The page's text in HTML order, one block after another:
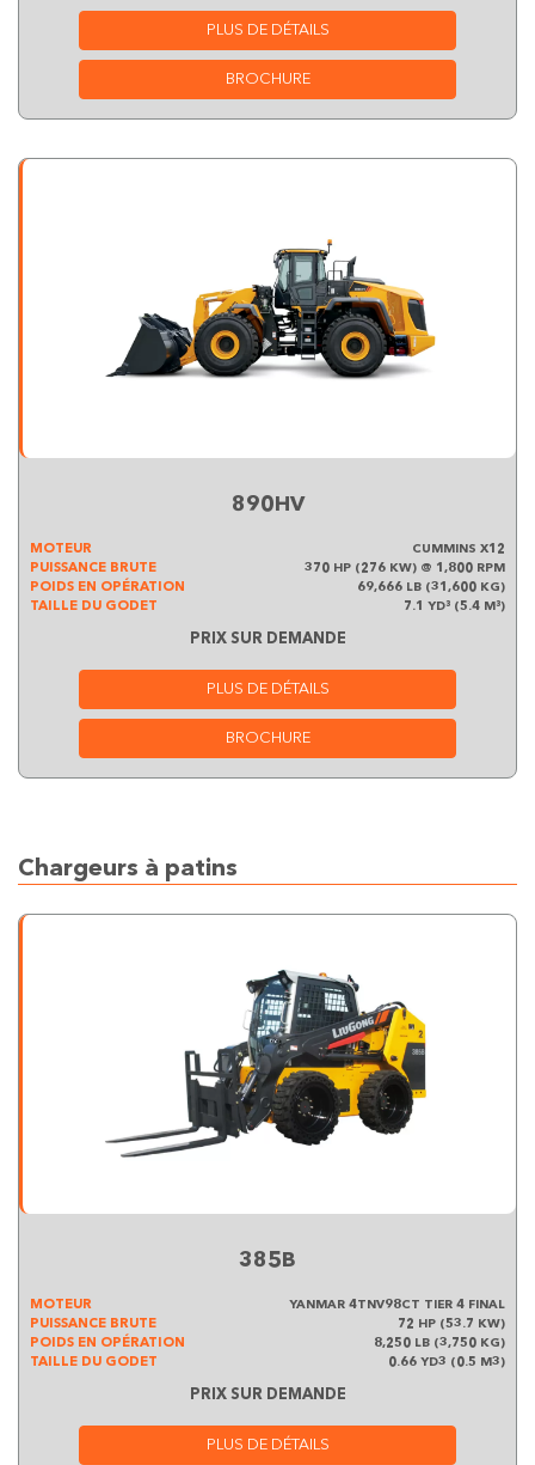
PLUS DE DÉTAILS
BROCHURE
890HV
MOTEUR
CUMMINS X12
PUISSANCE BRUTE
370 HP (276 KW) @ 1,800 RPM
POIDS EN OPÉRATION
69,666 LB (31,600 KG)
TAILLE DU GODET
7.1 YD³ (5.4 M³)
PRIX SUR DEMANDE
PLUS DE DÉTAILS
BROCHURE
Chargeurs à patins
385B
MOTEUR
YANMAR 4TNV98CT TIER 4 FINAL
PUISSANCE BRUTE
72 HP (53.7 KW)
POIDS EN OPÉRATION
8,250 LB (3,750 KG)
TAILLE DU GODET
0.66 YD3 (0.5 M3)
PRIX SUR DEMANDE
PLUS DE DÉTAILS